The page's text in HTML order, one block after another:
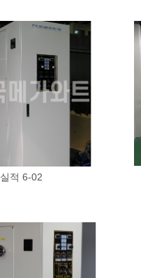
실적 6-02